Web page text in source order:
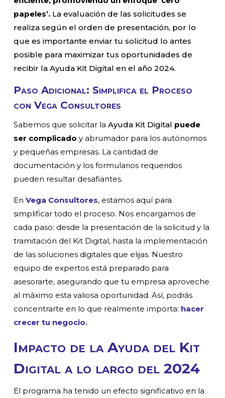
papeles’. La evaluación de las solicitudes se
realiza según el orden de presentación, por lo
que es importante enviar tu solicitud lo antes
posible para maximizar tus oportunidades de
recibir la Ayuda Kit Digital en el año 2024.
Paso Adicional: Simplifica el Proceso
con Vega Consultores
Sabemos que solicitar laAyuda Kit Digital puede
ser complicado y abrumador para los autónomos
y pequeñas empresas. La cantidad de
documentación y los formularios requeridos
pueden resultar desafiantes.
EnVega Consultores, estamos aquí para
simplificar todo el proceso. Nos encargamos de
cada paso: desde la presentación de la solicitud y la
tramitación del Kit Digital, hasta la implementación
de las soluciones digitales que elijas. Nuestro
equipo de expertos está preparado para
asesorarte, asegurando que tu empresa aproveche
al máximo esta valiosa oportunidad. Así, podrás
concentrarte en lo que realmente importa: hacer
crecer tu negocio.
Impacto de la Ayuda del Kit
Digital a lo largo del 2024
El programa ha tenido un efecto significativo en la